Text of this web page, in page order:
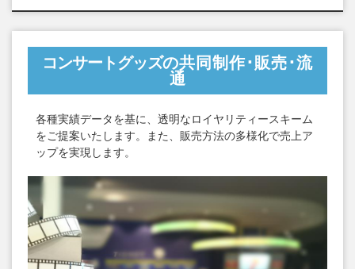
コンサートグッズの共同制作･販売･流
通
各種実績データを基に、透明なロイヤリティースキーム
をご提案いたします。また、販売方法の多様化で売上ア
ップを実現します。